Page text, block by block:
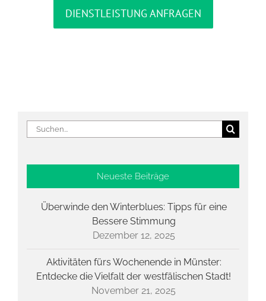
DIENSTLEISTUNG ANFRAGEN
Suche
nach:
Neueste Beiträge
Überwinde den Winterblues: Tipps für eine
Bessere Stimmung
Dezember 12, 2025
Aktivitäten fürs Wochenende in Münster:
Entdecke die Vielfalt der westfälischen Stadt!
November 21, 2025